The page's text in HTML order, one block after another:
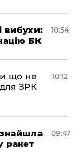
вибухи:
БК
10:54
що не
ЗРК
10:12
ракет
09:47